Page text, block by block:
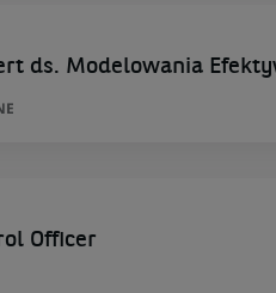
ds. Modelowania
Officer